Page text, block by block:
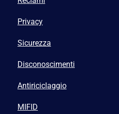
Privacy
Sicurezza
Disconoscimenti
Antiriciclaggio
MIFID